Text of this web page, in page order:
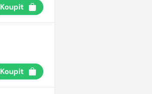
Koupit
Koupit